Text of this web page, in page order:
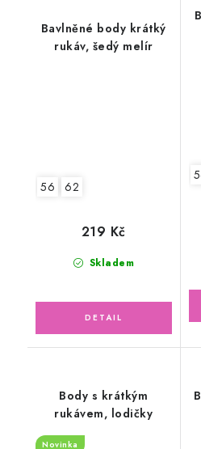
Bavlněné body krátký
rukáv, šedý melír
56 62
Skladem
219 Kč
Body s krátkým
rukávem, lodičky
Novinka